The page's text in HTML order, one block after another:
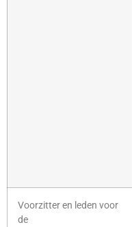
Voorzitter en leden voor
de